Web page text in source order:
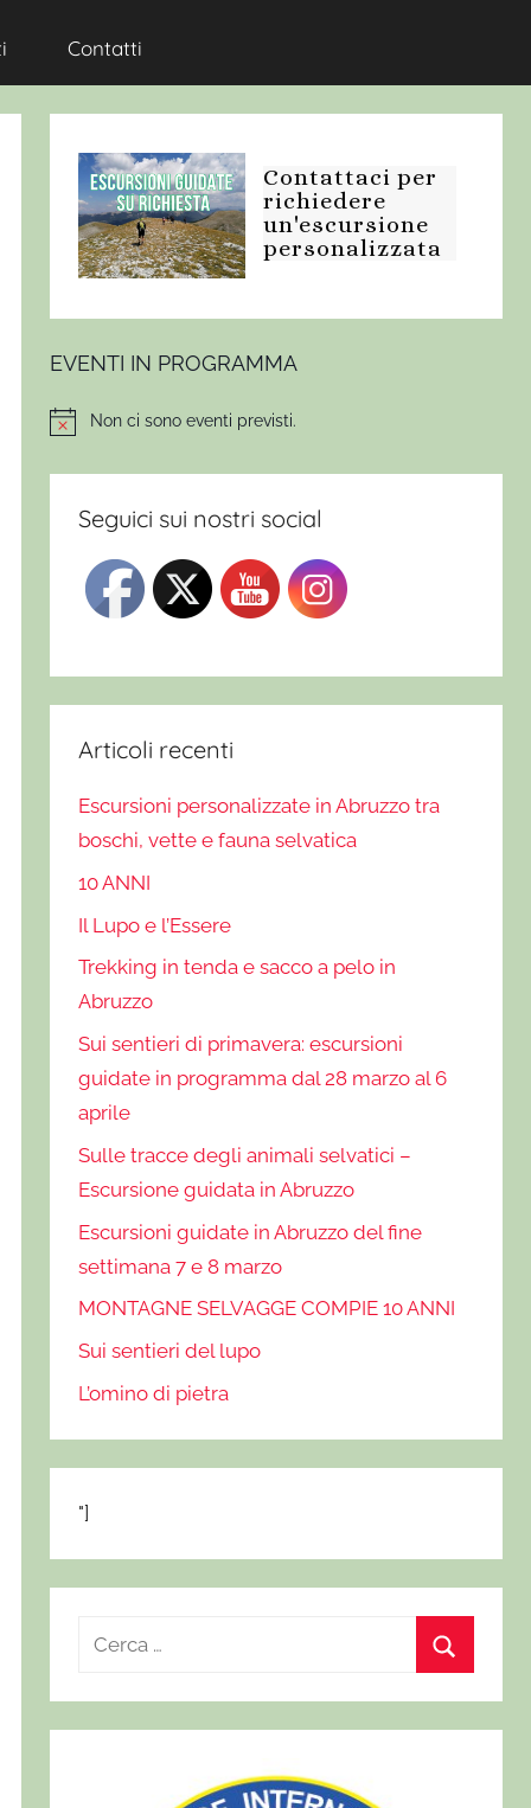
Contatti
Contattaci per
richiedere
un'escursione
personalizzata
EVENTI IN PROGRAMMA
NoticeNon ci sono eventi previsti.
Seguici sui nostri social
Articoli recenti
Escursioni personalizzate in Abruzzo tra
boschi, vette e fauna selvatica
10 ANNI
Il Lupo e l’Essere
Trekking in tenda e sacco a pelo in
Abruzzo
Sui sentieri di primavera: escursioni
guidate in programma dal 28 marzo al 6
aprile
Sulle tracce degli animali selvatici –
Escursione guidata in Abruzzo
Escursioni guidate in Abruzzo del fine
settimana 7 e 8 marzo
MONTAGNE SELVAGGE COMPIE 10 ANNI
Sui sentieri del lupo
L’omino di pietra
"]
c
e